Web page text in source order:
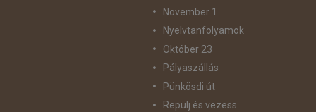
November 1
Nyelvtanfolyamok
Október 23
Pályaszállás
Pünkösdi út
Repülj és vezess